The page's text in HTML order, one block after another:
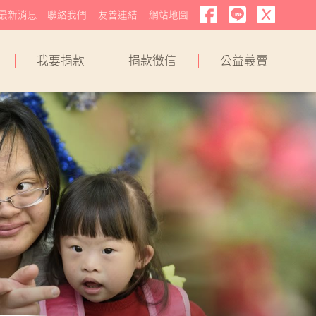
我要捐款 捐款徵信 公益義賣
新消息 聯絡我們 友善連結 網站地圖